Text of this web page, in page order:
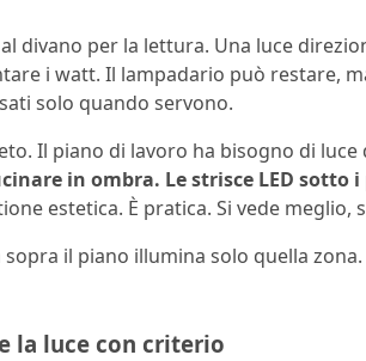
divano per la lettura. Una luce
i watt. Il lampadario può restare,
solo quando servono.
Il piano di lavoro ha bisogno di luce
in ombra. Le strisce LED sotto
estetica. È pratica. Si vede meglio,
sopra il piano illumina solo quella
la luce con criterio